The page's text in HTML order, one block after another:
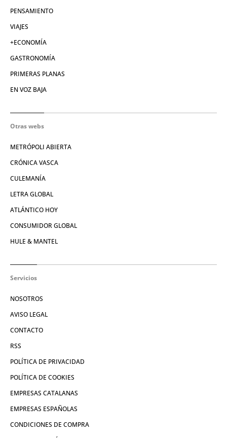
PENSAMIENTO
VIAJES
+ECONOMÍA
GASTRONOMÍA
PRIMERAS PLANAS
EN VOZ BAJA
Otras webs
METRÓPOLI ABIERTA
CRÓNICA VASCA
CULEMANÍA
LETRA GLOBAL
ATLÁNTICO HOY
CONSUMIDOR GLOBAL
HULE & MANTEL
Servicios
NOSOTROS
AVISO LEGAL
CONTACTO
RSS
POLÍTICA DE PRIVACIDAD
POLÍTICA DE COOKIES
EMPRESAS CATALANAS
EMPRESAS ESPAÑOLAS
CONDICIONES DE COMPRA